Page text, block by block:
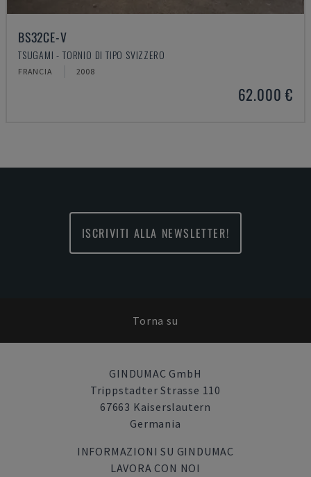
BS32CE-V
TSUGAMI - TORNIO DI TIPO SVIZZERO
FRANCIA 2008
62.000 €
ISCRIVITI ALLA NEWSLETTER!
Torna su
GINDUMAC GmbH
Trippstadter Strasse 110
67663 Kaiserslautern
Germania
INFORMAZIONI SU GINDUMAC
LAVORA CON NOI